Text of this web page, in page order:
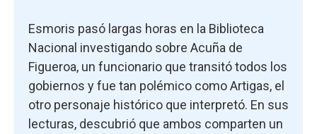
Esmoris pasó largas horas en la Biblioteca
Nacional investigando sobre Acuña de
Figueroa, un funcionario que transitó todos los
gobiernos y fue tan polémico como Artigas, el
otro personaje histórico que interpretó. En sus
lecturas, descubrió que ambos comparten un